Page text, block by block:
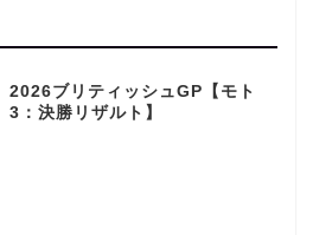
2026ブリティッシュGP【モト
3：決勝リザルト】